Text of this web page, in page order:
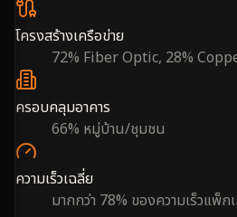
โครงสร้างเครือข่าย
72% Fiber Optic, 28%
ครอบคลุมอาคาร
66% หมู่บ้าน/ชุมชน
ความเร็วเฉลี่ย
มากกว่า 78% ของความเร็วแพ็ก